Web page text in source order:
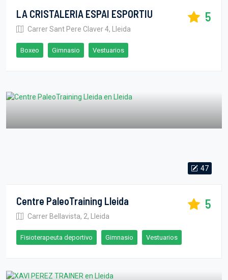
LA CRISTALERIA ESPAI ESPORTIU
Carrer Sant Pere Claver 4, Lleida
5
Boxeo Gimnasio Vestuarios
47
Centre PaleoTraining Lleida
Carrer Bellavista, 2, Lleida
5
Fisioterapeuta deportivo Gimnasio Vestuarios